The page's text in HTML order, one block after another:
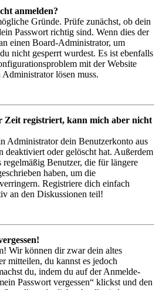
anmelden?
Gründe. Prüfe zunächst, ob dein
Passwort richtig sind. Wenn dies der
einen Board-Administrator, um
nicht gesperrt wurdest. Es ist ebenfalls
mit der Website
lösen muss.
Zeit registriert, kann mich aber nicht
Administrator dein Benutzerkonto aus
deaktiviert oder gelöscht hat. Außerdem
Benutzer, die für längere
haben, um die
Registriere dich einfach
an den Diskussionen teil!
Wir können dir zwar dein altes
mitteilen, du kannst es jedoch
du, indem du auf der Anmelde-
Passwort vergessen“ klickst und den